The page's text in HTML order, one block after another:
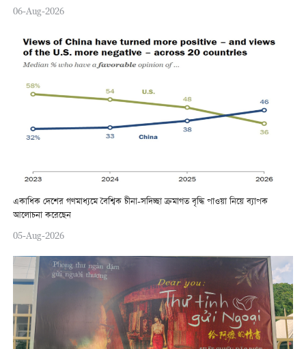
06-Aug-2026
একাধিক দেশের গণমাধ্যমে বৈশ্বিক চীনা-সদিচ্ছা ক্রমাগত বৃদ্ধি পাওয়া নিয়ে ব্যাপক
আলোচনা করেছেন
05-Aug-2026